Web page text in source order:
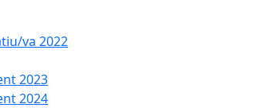
va 2022
2023
2024